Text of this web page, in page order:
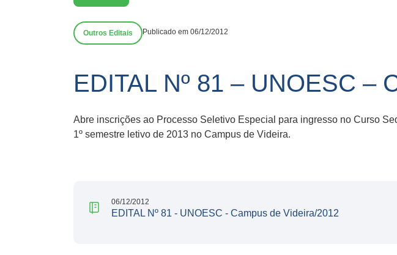
Outros Editais Publicado em 06/12/2012
EDITAL Nº 81 – UNOESC –
Abre inscrições ao Processo Seletivo Especial para ingresso no Curso
1º semestre letivo de 2013 no Campus de Videira.
06/12/2012
EDITAL Nº 81 - UNOESC - Campus de Videira/2012